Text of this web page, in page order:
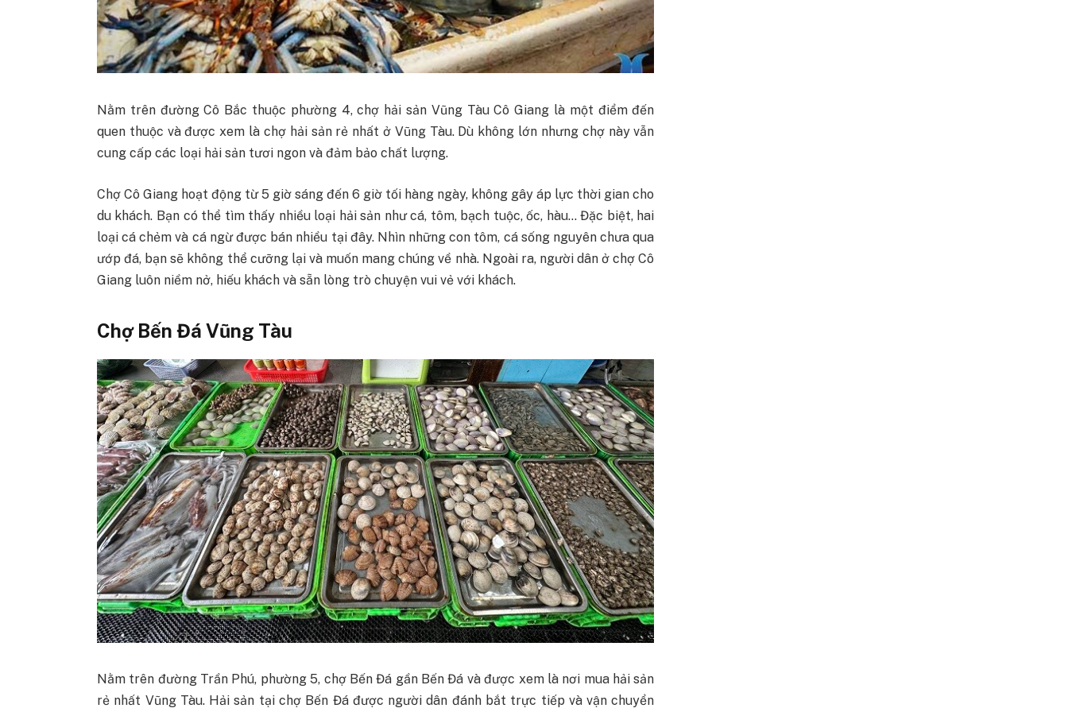
Nằm trên đường Cô Bắc thuộc phường 4, chợ hải sản Vũng Tàu Cô Giang là một điểm đến
quen thuộc và được xem là chợ hải sản rẻ nhất ở Vũng Tàu. Dù không lớn nhưng chợ này vẫn
cung cấp các loại hải sản tươi ngon và đảm bảo chất lượng.
Chợ Cô Giang hoạt động từ 5 giờ sáng đến 6 giờ tối hàng ngày, không gây áp lực thời gian cho
du khách. Bạn có thể tìm thấy nhiều loại hải sản như cá, tôm, bạch tuộc, ốc, hàu… Đặc biệt, hai
loại cá chẻm và cá ngừ được bán nhiều tại đây. Nhìn những con tôm, cá sống nguyên chưa qua
ướp đá, bạn sẽ không thể cưỡng lại và muốn mang chúng về nhà. Ngoài ra, người dân ở chợ Cô
Giang luôn niềm nở, hiếu khách và sẵn lòng trò chuyện vui vẻ với khách.
Chợ Bến Đá Vũng Tàu
Nằm trên đường Trần Phú, phường 5, chợ Bến Đá gần Bến Đá và được xem là nơi mua hải sản
rẻ nhất Vũng Tàu. Hải sản tại chợ Bến Đá được người dân đánh bắt trực tiếp và vận chuyển